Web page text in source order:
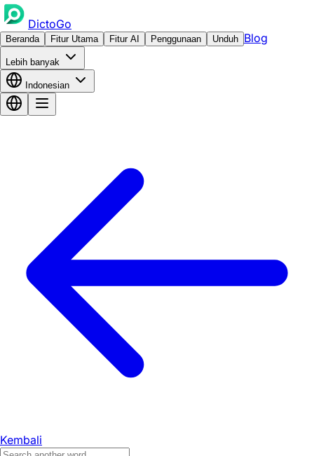
DictoGo
Beranda Fitur Utama Fitur AI Penggunaan Unduh Blog
Lebih banyak
Indonesian
Kembali